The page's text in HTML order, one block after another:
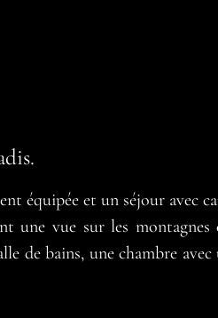
équipée et un séjour avec
une vue sur les montagnes
de bains, une chambre